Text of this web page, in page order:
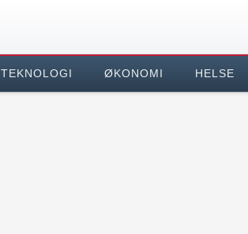
TEKNOLOGI ØKONOMI HELSE